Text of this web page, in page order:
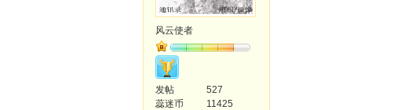
风云使者
发帖
527
蕊迷币
11425